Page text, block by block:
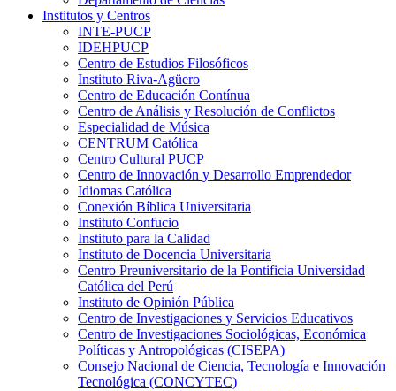
Institutos y Centros
INTE-PUCP
IDEHPUCP
Centro de Estudios Filosóficos
Instituto Riva-Agüero
Centro de Educación Contínua
Centro de Análisis y Resolución de Conflictos
Especialidad de Música
CENTRUM Católica
Centro Cultural PUCP
Centro de Innovación y Desarrollo Emprendedor
Idiomas Católica
Conexión Bíblica Universitaria
Instituto Confucio
Instituto para la Calidad
Instituto de Docencia Universitaria
Centro Preuniversitario de la Pontificia Universidad
Católica del Perú
Instituto de Opinión Pública
Centro de Investigaciones y Servicios Educativos
Centro de Investigaciones Sociológicas, Económica
Políticas y Antropológicas (CISEPA)
Consejo Nacional de Ciencia, Tecnología e Innovación
Tecnológica (CONCYTEC)